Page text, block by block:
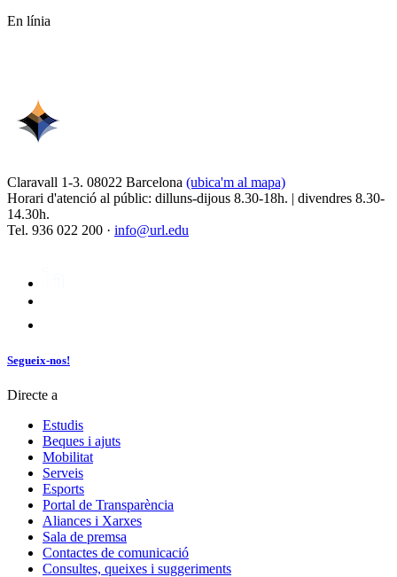
En línia
Claravall 1-3. 08022 Barcelona (ubica'm al mapa)
Horari d'atenció al públic: dilluns-dijous 8.30-18h. | divendres 8.30-
14.30h.
Tel. 936 022 200 · info@url.edu
Segueix-nos!
Directe a
Estudis
Beques i ajuts
Mobilitat
Serveis
Esports
Portal de Transparència
Aliances i Xarxes
Sala de premsa
Contactes de comunicació
Consultes, queixes i suggeriments